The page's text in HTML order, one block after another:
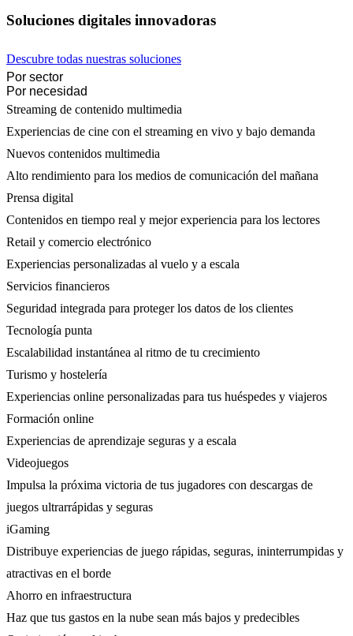
Soluciones digitales innovadoras
Descubre todas nuestras soluciones
Por sector
Por necesidad
Streaming de contenido multimedia
Experiencias de cine con el streaming en vivo y bajo demanda
Nuevos contenidos multimedia
Alto rendimiento para los medios de comunicación del mañana
Prensa digital
Contenidos en tiempo real y mejor experiencia para los lectores
Retail y comercio electrónico
Experiencias personalizadas al vuelo y a escala
Servicios financieros
Seguridad integrada para proteger los datos de los clientes
Tecnología punta
Escalabilidad instantánea al ritmo de tu crecimiento
Turismo y hostelería
Experiencias online personalizadas para tus huéspedes y viajeros
Formación online
Experiencias de aprendizaje seguras y a escala
Videojuegos
Impulsa la próxima victoria de tus jugadores con descargas de
juegos ultrarrápidas y seguras
iGaming
Distribuye experiencias de juego rápidas, seguras, ininterrumpidas y
atractivas en el borde
Ahorro en infraestructura
Haz que tus gastos en la nube sean más bajos y predecibles